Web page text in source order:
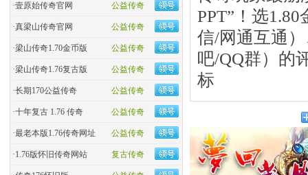
公益传奇
·壹原始传奇官网
公益传奇
·真梁山传奇官网
公益传奇
·梁山传奇1.70金币版
公益传奇
·梁山传奇1.76复古版
公益传奇
·长期170公益传奇
公益传奇
·十年复古 1.76 传奇
公益传奇
·最老本版1.76传奇网址
复古传奇
·1.76版怀旧传奇网站
PPT”！选
信/网通互通
吧/QQ群）的
标